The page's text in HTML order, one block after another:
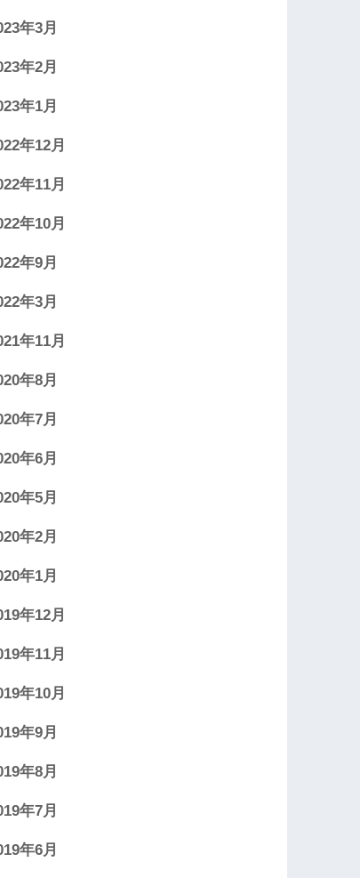
年3月
年2月
年1月
年12月
年11月
年10月
年9月
年3月
年11月
年8月
年7月
年6月
年5月
年2月
年1月
年12月
年11月
年10月
年9月
年8月
年7月
年6月